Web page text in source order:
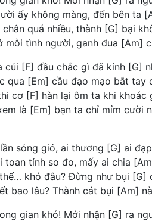
ấy không màng, đến bên ta
quá nhiều, thành [G] bại
mỗi tình người, ganh đua [Am]
cúi [F] đầu chắc gì đã kính [G]
qua [Em] cầu đạo mạo bắt tay
cơ [F] hàn lại ôm ta khi khoác
là [Em] bạn ta chỉ mỉm cười
sóng gió, ai thương [G] ai
toan tính so đo, mấy ai chia
khó đâu? Đừng như bụi [G]
bao lâu? Thành cát bụi [Am]
gian khó! Mới nhận [G] ra